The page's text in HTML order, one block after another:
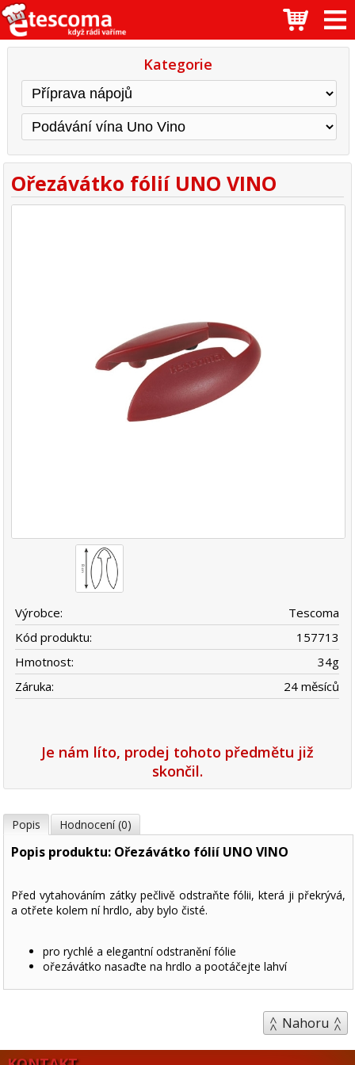
Kategorie
Ořezávátko fólií UNO VINO
Výrobce:
Tescoma
Kód produktu:
157713
Hmotnost:
34g
Záruka:
24 měsíců
Je nám líto, prodej tohoto předmětu již
skončil.
Popis Hodnocení (0)
Popis produktu: Ořezávátko fólií UNO VINO
Před vytahováním zátky pečlivě odstraňte fólii, která ji překrývá,
a otřete kolem ní hrdlo, aby bylo čisté.
pro rychlé a elegantní odstranění fólie
ořezávátko nasaďte na hrdlo a pootáčejte lahví
Nahoru